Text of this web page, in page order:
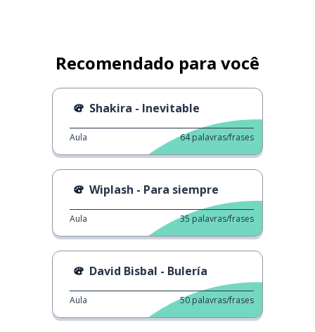
Recomendado para você
Shakira - Inevitable
Aula 64 palavras/frases
Wiplash - Para siempre
Aula 35 palavras/frases
David Bisbal - Bulería
Aula 50 palavras/frases